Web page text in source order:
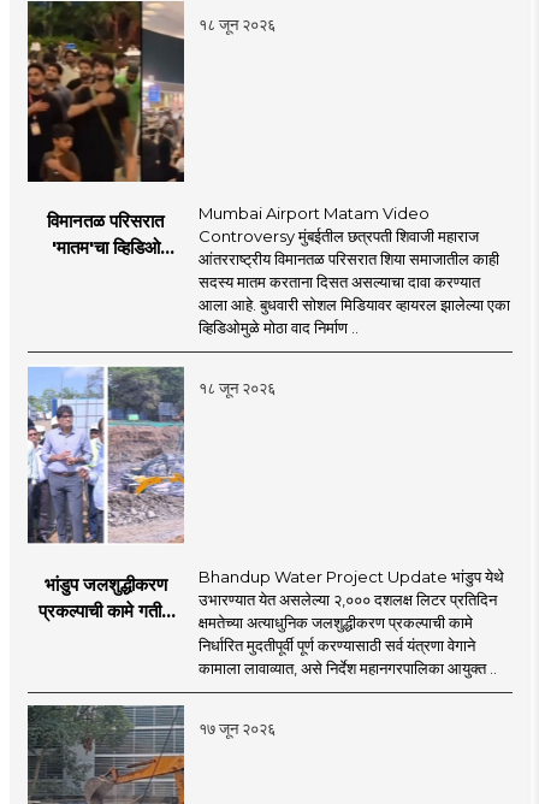
१८ जून २०२६
विमानतळ परिसरात
'मातम'चा व्हिडिओ
Mumbai Airport Matam Video
Controversy मुंबईतील छत्रपती शिवाजी महाराज
आंतरराष्ट्रीय विमानतळ परिसरात शिया समाजातील काही
सदस्य मातम करताना दिसत असल्याचा दावा करण्यात
आला आहे. बुधवारी सोशल मिडियावर व्हायरल झालेल्या एका
व्हिडिओमुळे मोठा वाद निर्माण ..
१८ जून २०२६
भांडुप जलशुद्धीकरण
प्रकल्पाची कामे गतीने
Bhandup Water Project Update भांडुप येथे
उभारण्यात येत असलेल्या २,००० दशलक्ष लिटर प्रतिदिन
क्षमतेच्या अत्याधुनिक जलशुद्धीकरण प्रकल्पाची कामे
निर्धारित मुदतीपूर्वी पूर्ण करण्यासाठी सर्व यंत्रणा वेगाने
कामाला लावाव्यात, असे निर्देश महानगरपालिका आयुक्त ..
१७ जून २०२६